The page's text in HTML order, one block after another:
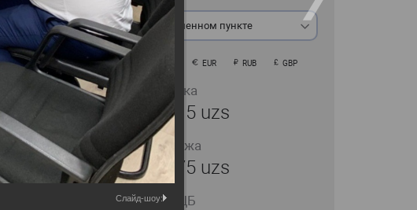
В обменном пункте
EUR RUB GBP
Покупка
11915 uzs
Продажа
11975 uzs
Курс ЦБ
Слайд-шоу: